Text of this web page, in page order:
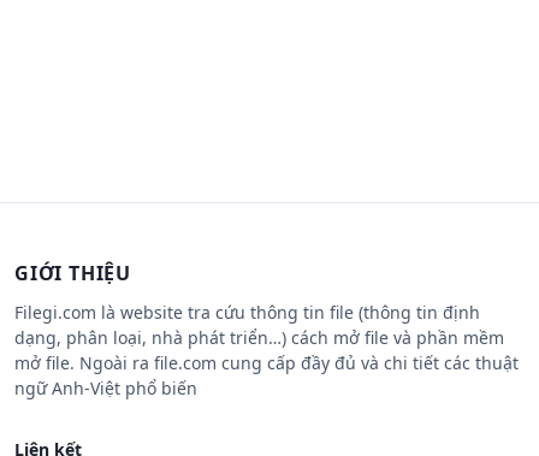
GIỚI THIỆU
Filegi.com là website tra cứu thông tin file (thông tin định
dạng, phân loại, nhà phát triển…) cách mở file và phần mềm
mở file. Ngoài ra file.com cung cấp đầy đủ và chi tiết các thuật
ngữ Anh-Việt phổ biến
Liên kết